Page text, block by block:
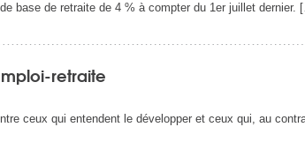
base de retraite de 4 % à compter du 1er juillet dernier.
retraite
ceux qui entendent le développer et ceux qui, au